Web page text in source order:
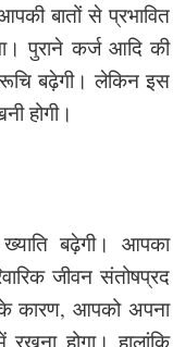
बातों से प्रभावित
पुराने कर्ज आदि की
रूचि बढ़ेगी। लेकिन इस
होगी।
बढ़ेगी। आपका
जीवन संतोषप्रद
कारण, आपको अपना
रखना होगा। हालांकि